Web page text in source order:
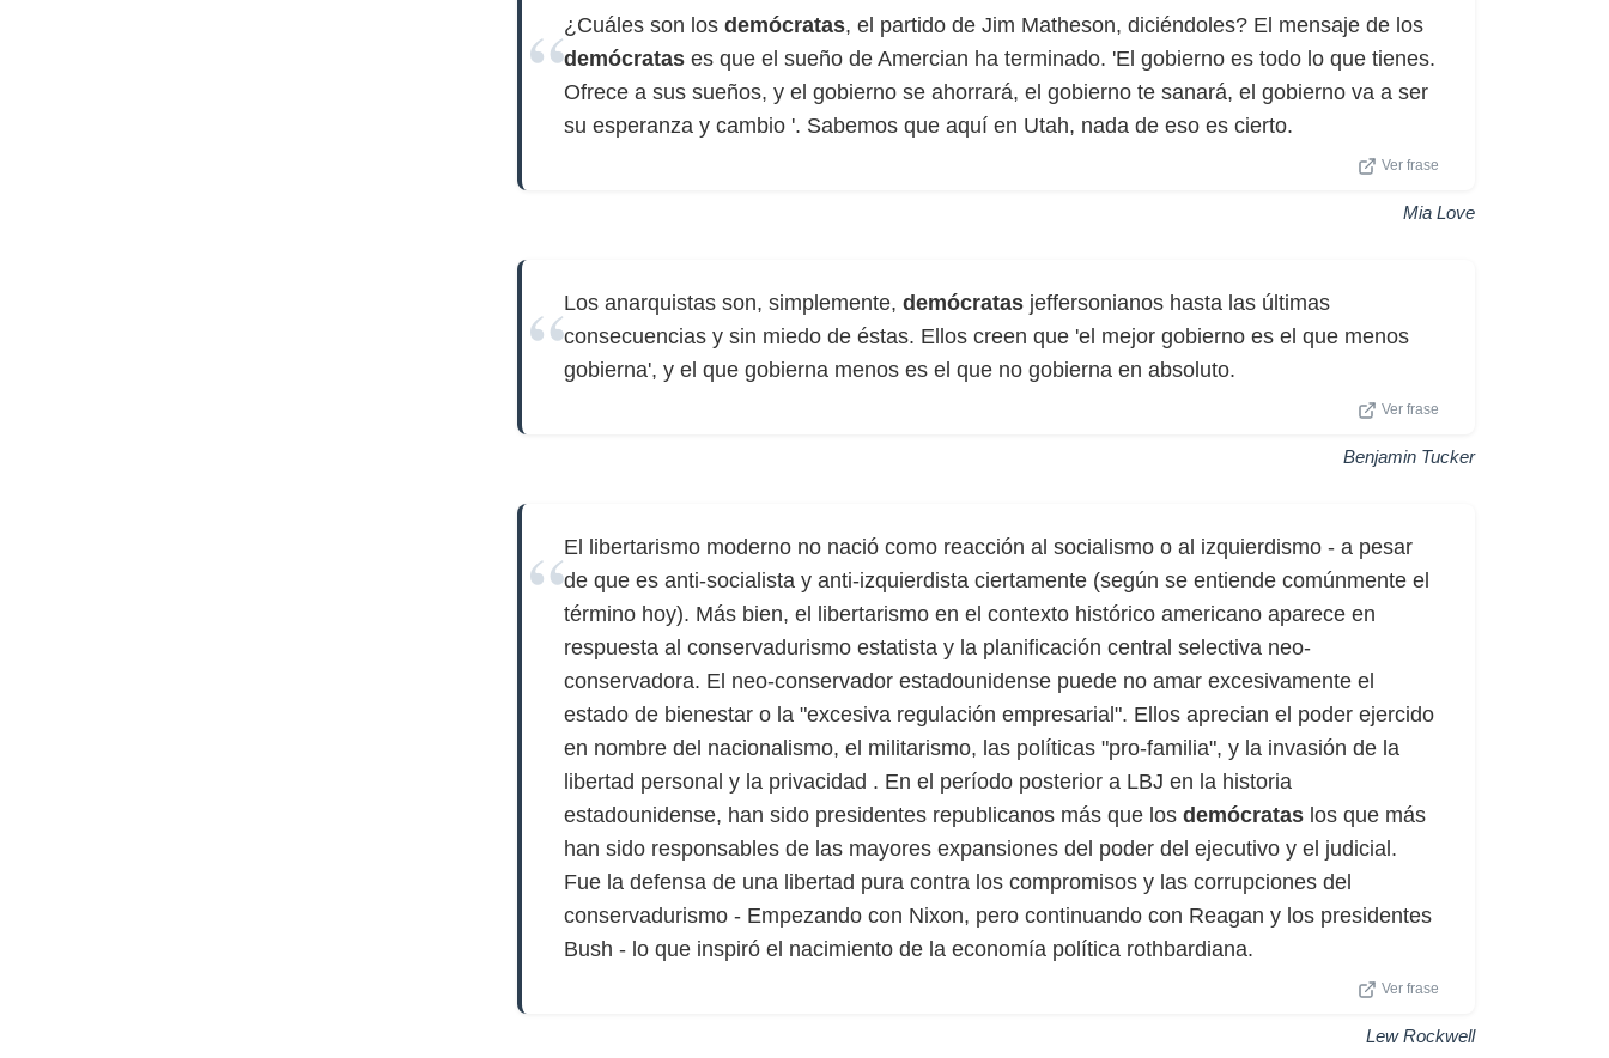
¿Cuáles son los demócratas, el partido de Jim Matheson, diciéndoles? El mensaje de los
demócratas es que el sueño de Amercian ha terminado. 'El gobierno es todo lo que tienes.
Ofrece a sus sueños, y el gobierno se ahorrará, el gobierno te sanará, el gobierno va a ser
su esperanza y cambio '. Sabemos que aquí en Utah, nada de eso es cierto.
Ver frase
Mia Love
Los anarquistas son, simplemente, demócratas jeffersonianos hasta las últimas
consecuencias y sin miedo de éstas. Ellos creen que 'el mejor gobierno es el que menos
gobierna', y el que gobierna menos es el que no gobierna en absoluto.
Ver frase
Benjamin Tucker
El libertarismo moderno no nació como reacción al socialismo o al izquierdismo - a pesar
de que es anti-socialista y anti-izquierdista ciertamente (según se entiende comúnmente el
término hoy). Más bien, el libertarismo en el contexto histórico americano aparece en
respuesta al conservadurismo estatista y la planificación central selectiva neo-
conservadora. El neo-conservador estadounidense puede no amar excesivamente el
estado de bienestar o la "excesiva regulación empresarial". Ellos aprecian el poder ejercido
en nombre del nacionalismo, el militarismo, las políticas "pro-familia", y la invasión de la
libertad personal y la privacidad . En el período posterior a LBJ en la historia
estadounidense, han sido presidentes republicanos más que los demócratas los que más
han sido responsables de las mayores expansiones del poder del ejecutivo y el judicial.
Fue la defensa de una libertad pura contra los compromisos y las corrupciones del
conservadurismo - Empezando con Nixon, pero continuando con Reagan y los presidentes
Bush - lo que inspiró el nacimiento de la economía política rothbardiana.
Ver frase
Lew Rockwell